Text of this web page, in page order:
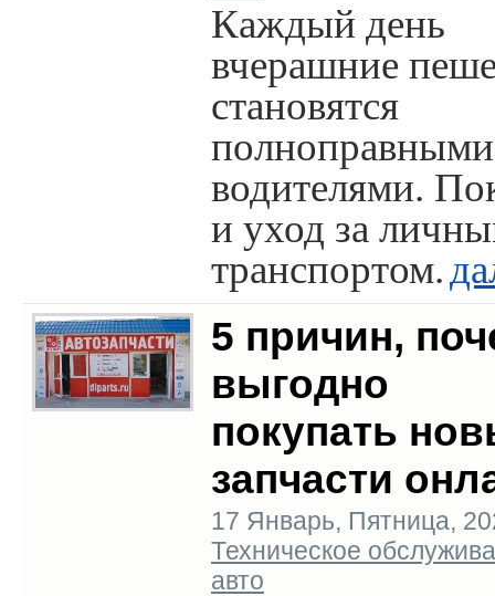
Каждый день
вчерашние
становятся
полноправными
водителями.
и уход за
транспортом.
5 причин,
выгодно
покупать
запчасти
17 Январь, Пятница,
Техническое
авто